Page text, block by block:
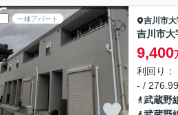
一棟アパート 吉川市大
吉川市大
9,400
利回り：
- /
武蔵野